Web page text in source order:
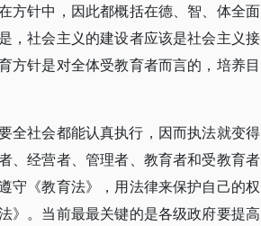
方针中，因此都概括在德、智、体全面
，社会主义的建设者应该是社会主义接
方针是对全体受教育者而言的，培养目
全社会都能认真执行，因而执法就变得
、经营者、管理者、教育者和受教育者
守《教育法》，用法律来保护自己的权
》。当前最最关键的是各级政府要提高